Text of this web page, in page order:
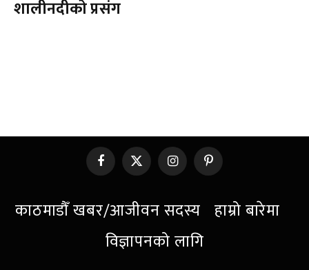
शालीनदीको प्रसंग
Facebook
X
(Twitter)
InstagramPinterest
काठमाडौँ खबर/आजीवन सदस्य हाम्रो बारेमा
विज्ञापनको लागि